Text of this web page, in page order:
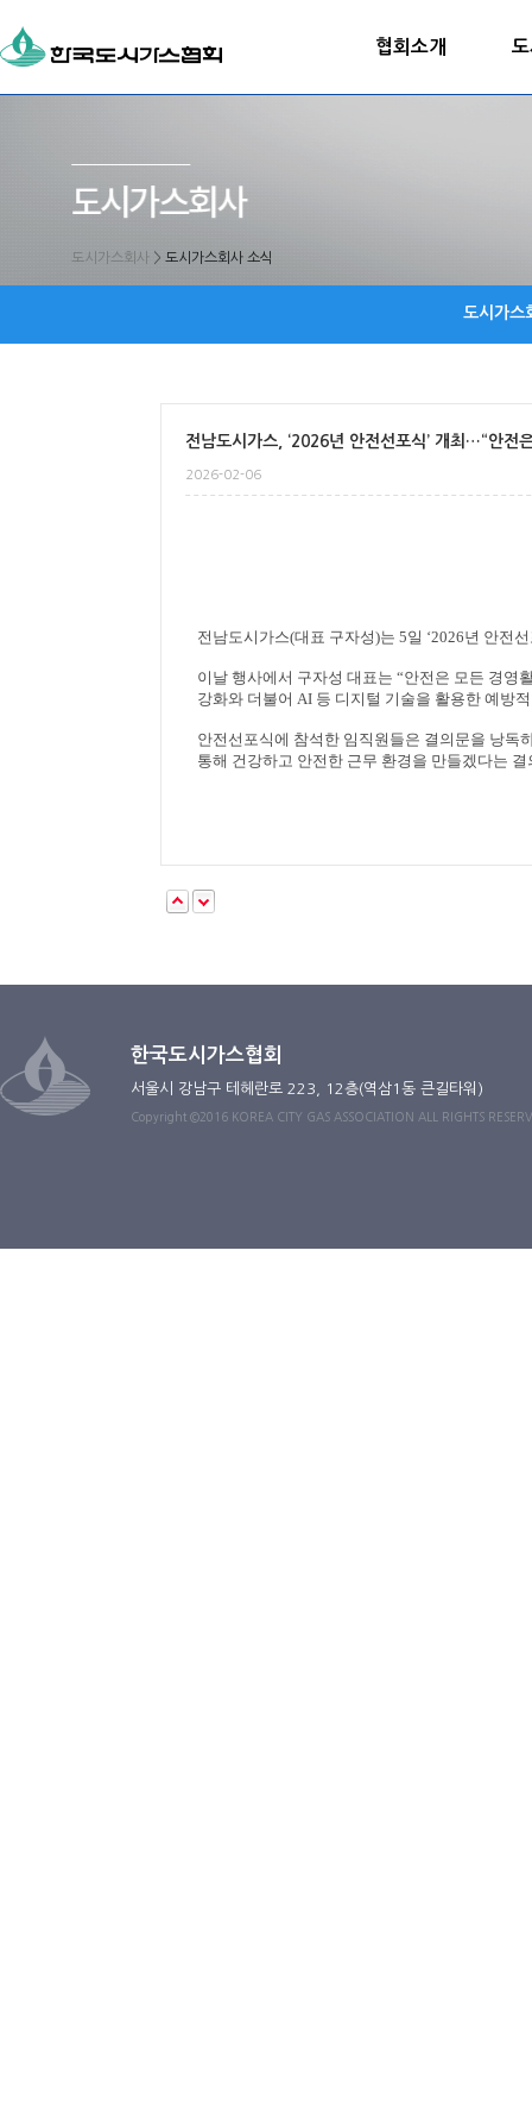
협회소개
도시가스회사 > 도시가스회사 소식
도시가스
전남도시가스, ‘2026년 안전선포식’ 개최…“안전
2026-02-06
전남도시가스(대표 구자성)는 5일 ‘2026년 안전
이날 행사에서 구자성 대표는 “안전은 모든 경영
강화와 더불어 AI 등 디지털 기술을 활용한 예방
안전선포식에 참석한 임직원들은 결의문을 낭독
통해 건강하고 안전한 근무 환경을 만들겠다는
한국도시가스협회
서울시 강남구 테헤란로 223, 12층(역삼1동 큰길타워)
Copyright ©2016 KOREA CITY GAS ASSOCIATION ALL RIGHTS